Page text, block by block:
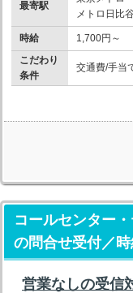
最寄駅
メトロ日比
時給
1,700円～
こだわり
条件
交通費/手当
コールセンター
の問合せ受付／
営業なしの受信